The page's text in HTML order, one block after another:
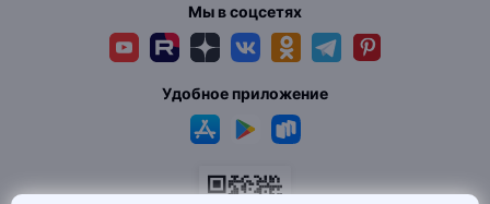
Мы в соцсетях
Удобное приложение